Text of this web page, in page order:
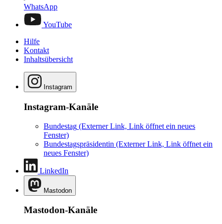
WhatsApp
YouTube
Hilfe
Kontakt
Inhaltsübersicht
Instagram
Instagram-Kanäle
Bundestag (Externer Link, Link öffnet ein neues
Fenster)
Bundestagspräsidentin (Externer Link, Link öffnet ein
neues Fenster)
LinkedIn
Mastodon
Mastodon-Kanäle